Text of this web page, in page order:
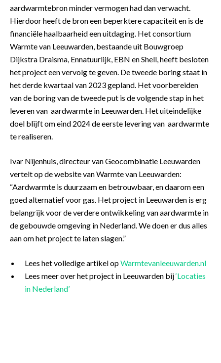
aardwarmtebron minder vermogen had dan verwacht.
Hierdoor heeft de bron een beperktere capaciteit en is de
financiële haalbaarheid een uitdaging. Het consortium
Warmte van Leeuwarden, bestaande uit Bouwgroep
Dijkstra Draisma, Ennatuurlijk, EBN en Shell, heeft besloten
het project een vervolg te geven. De tweede boring staat in
het derde kwartaal van 2023 gepland. Het voorbereiden
van de boring van de tweede put is de volgende stap in het
leveren van aardwarmte in Leeuwarden. Het uiteindelijke
doel blijft om eind 2024 de eerste levering van aardwarmte
te realiseren.
Ivar Nijenhuis, directeur van Geocombinatie Leeuwarden
vertelt op de website van Warmte van Leeuwarden:
“Aardwarmte is duurzaam en betrouwbaar, en daarom een
goed alternatief voor gas. Het project in Leeuwarden is erg
belangrijk voor de verdere ontwikkeling van aardwarmte in
de gebouwde omgeving in Nederland. We doen er dus alles
aan om het project te laten slagen.”
Lees het volledige artikel opWarmtevanleeuwarden.nl
Lees meer over het project in Leeuwarden bij‘Locaties
in Nederland’